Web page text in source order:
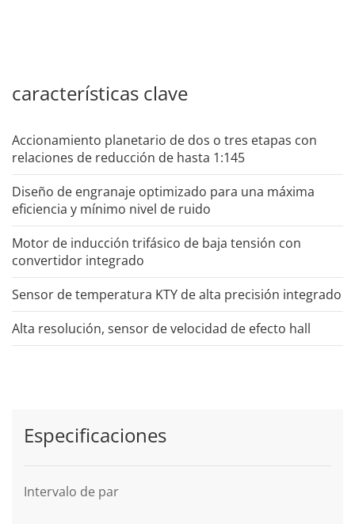
características clave
Accionamiento planetario de dos o tres etapas con
relaciones de reducción de hasta 1:145
Diseño de engranaje optimizado para una máxima
eficiencia y mínimo nivel de ruido
Motor de inducción trifásico de baja tensión con
convertidor integrado
Sensor de temperatura KTY de alta precisión integrado
Alta resolución, sensor de velocidad de efecto hall
Especificaciones
Intervalo de par